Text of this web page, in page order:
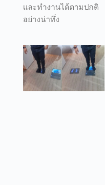
และทำงานได้ตามปกติ
อย่างน่าทึ่ง